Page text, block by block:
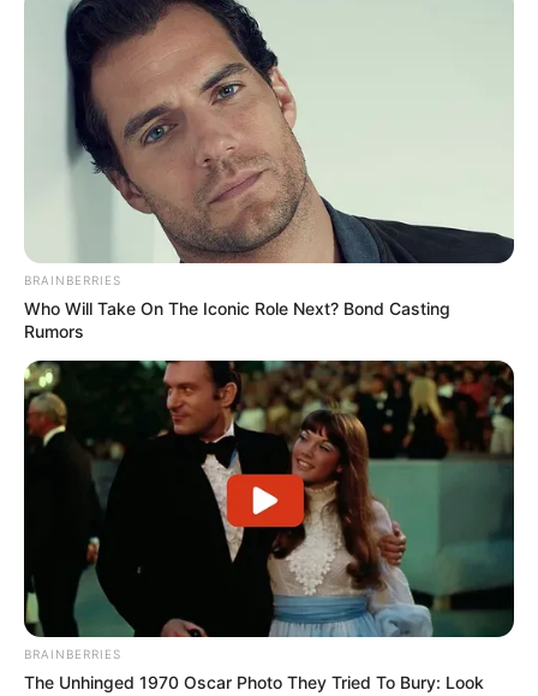
Bald ist Hohes Friedensfest (in Augsburg ein Feiertag):
Sonnabend, den 08.08.2026
Hier werden
zu Ausflugszielen,
Sehenswürdigkeiten und
Freizeitangebotenin Gebesee,
Andisleben, Ringleben, Heschleben, Schwerstedt,
BRAINBERRIES
Who Will Take On The Iconic Role Next? Bond Casting
Rumors
BRAINBERRIES
The Unhinged 1970 Oscar Photo They Tried To Bury: Look